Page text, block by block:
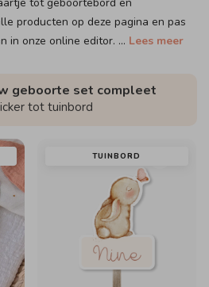
producten op deze pagina en pas
in onze online editor. ... Lees meer
geboorte set compleet
tot tuinbord
TUINBORD